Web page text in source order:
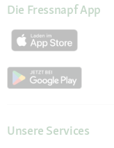
Die Fressnapf App
Unsere Services